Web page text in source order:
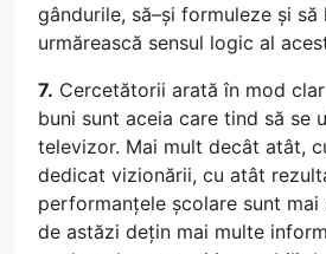
gândurile, să–și formuleze și să
urmărească sensul logic al
7. Cercetătorii arată în mod
buni sunt aceia care tind să se
televizor. Mai mult decât atât,
dedicat vizionării, cu atât
performanțele școlare sunt mai
de astăzi dețin mai multe